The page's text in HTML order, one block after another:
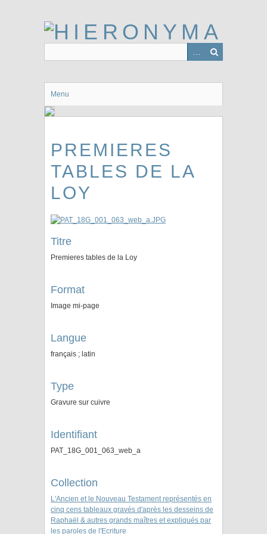
Menu
PREMIERES
TABLES DE LA
LOY
Titre
Premieres tables de la Loy
Format
Image mi-page
Langue
français ; latin
Type
Gravure sur cuivre
Identifiant
PAT_18G_001_063_web_a
Collection
L'Ancien et le Nouveau Testament représentés en
cinq cens tableaux gravés d'après les desseins de
Raphaël & autres grands maîtres et expliqués par
les paroles de l'Ecriture